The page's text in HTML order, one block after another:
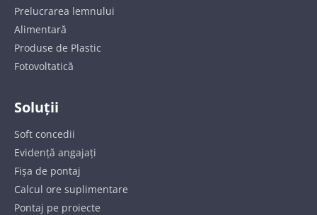
Prelucrarea lemnului
Alimentară
Produse de Plastic
Fotovoltatică
Soluții
Soft concedii
Evidență angajați
Fișa de pontaj
Calcul ore suplimentare
Pontaj pe proiecte